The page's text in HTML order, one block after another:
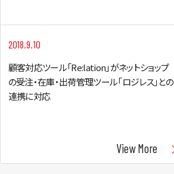
2018.9.10
顧客対応ツール「Re:lation」がネットショップ
の受注・在庫・出荷管理ツール「ロジレス」との
連携に対応
View More